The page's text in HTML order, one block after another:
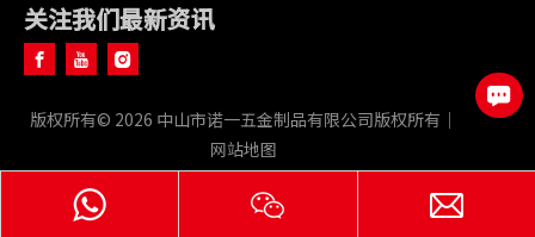
关注我们最新资讯
版权所有© 2026 中山市诺一五金制品有限公司版权所有｜
网站地图